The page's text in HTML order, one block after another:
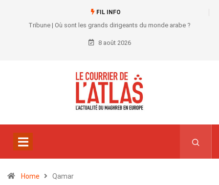
FIL INFO
Tribune | Où sont les grands dirigeants du monde arabe ?
8 août 2026
Home Qamar